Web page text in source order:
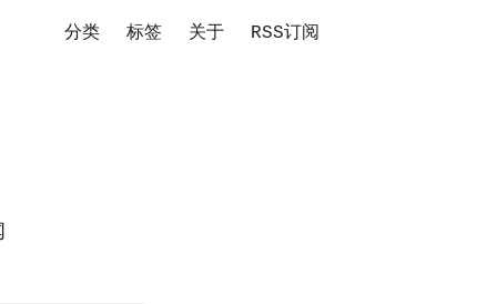
分类 标签 关于 RSS订阅